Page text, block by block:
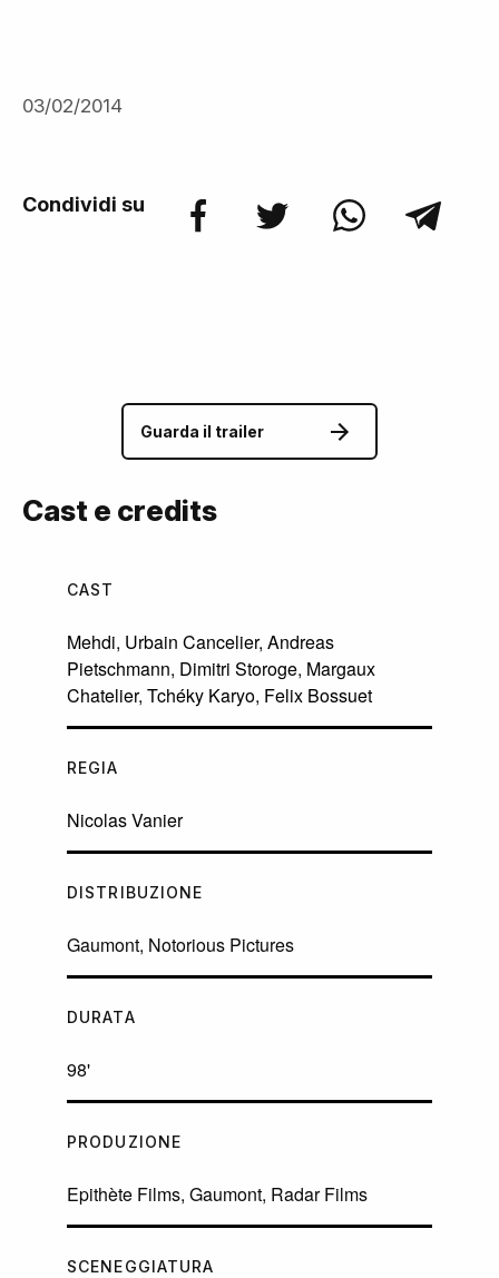
03/02/2014
Condividi su
Guarda il trailer
Cast e credits
CAST
Mehdi, Urbain Cancelier, Andreas
Pietschmann, Dimitri Storoge, Margaux
Chatelier, Tchéky Karyo, Felix Bossuet
REGIA
Nicolas Vanier
DISTRIBUZIONE
Gaumont, Notorious Pictures
DURATA
98'
PRODUZIONE
Epithète Films, Gaumont, Radar Films
SCENEGGIATURA